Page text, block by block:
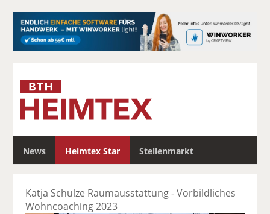
News Heimtex Star Stellenmarkt
c
Katja Schulze Raumausstattung - Vorbildliches
Wohncoaching 2023